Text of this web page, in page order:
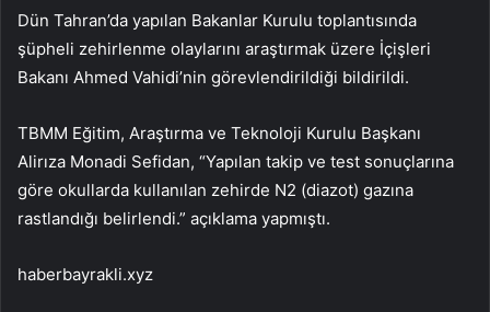
Dün Tahran’da yapılan Bakanlar Kurulu toplantısında
şüpheli zehirlenme olaylarını araştırmak üzere İçişleri
Bakanı Ahmed Vahidi’nin görevlendirildiği bildirildi.
TBMM Eğitim, Araştırma ve Teknoloji Kurulu Başkanı
Alirıza Monadi Sefidan, “Yapılan takip ve test sonuçlarına
göre okullarda kullanılan zehirde N2 (diazot) gazına
rastlandığı belirlendi.” açıklama yapmıştı.
haberbayrakli.xyz